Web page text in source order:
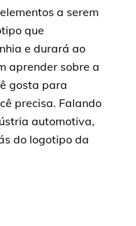
a serem
que
e durará ao
aprender sobre a
gosta para
precisa. Falando
automotiva,
do logotipo da